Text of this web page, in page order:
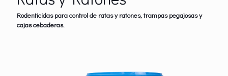
Rodenticidas para control de ratas y ratones, trampas pegajosas y
cajas cebaderas.